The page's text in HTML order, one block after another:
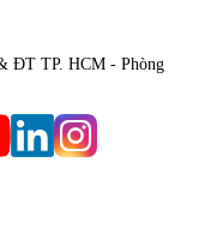
ĐT TP. HCM - Phòng